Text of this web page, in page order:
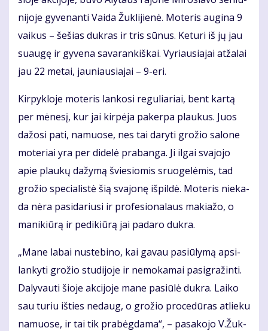
ni­jo­je gy­ve­nan­ti Vai­da Žuk­li­jie­nė. Mo­te­ris au­gi­na 9
vai­kus – še­šias duk­ras ir tris sū­nus. Ke­tu­ri iš jų jau
su­au­gę ir gy­ve­na sa­va­ran­kiš­kai. Vy­riau­sia­jai at­ža­lai
jau 22 me­tai, jau­niau­sia­jai – 9-eri.
Kir­pyk­lo­je mo­te­ris lan­ko­si re­gu­lia­riai, bent kar­tą
per mė­ne­sį, kur jai kir­pė­ja pa­ker­pa plau­kus. Juos
da­žo­si pa­ti, na­muo­se, nes tai da­ry­ti gro­žio sa­lo­ne
mo­te­riai yra per di­de­lė pra­ban­ga. Ji il­gai sva­jo­jo
apie plau­kų da­žy­mą švie­sio­mis sruo­ge­lė­mis, tad
gro­žio spe­cia­lis­tė šią sva­jo­nę iš­pil­dė. Mo­te­ris nie­ka­
da nė­ra pa­si­da­riu­si ir pro­fe­sio­na­laus ma­kia­žo, o
ma­ni­kiū­rą ir pe­di­kiū­rą jai pa­da­ro duk­ra.
„Ma­ne la­bai nu­ste­bi­no, kai ga­vau pa­siū­ly­mą ap­si­
lan­ky­ti gro­žio stu­di­jo­je ir ne­mo­ka­mai pa­sig­ra­žin­ti.
Da­ly­vau­ti šio­je ak­ci­jo­je ma­ne pa­siū­lė duk­ra. Lai­ko
sau tu­riu iš­ties ne­daug, o gro­žio pro­ce­dū­ras at­lie­ku
na­muo­se, ir tai tik pra­bėg­da­ma“, – pa­sa­ko­jo V.Žuk­